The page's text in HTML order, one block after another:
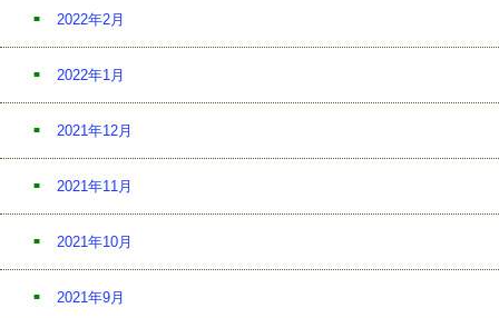
2022年2月
2022年1月
2021年12月
2021年11月
2021年10月
2021年9月